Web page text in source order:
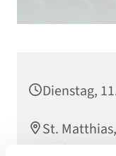
Dienstag,
St.
Berlin